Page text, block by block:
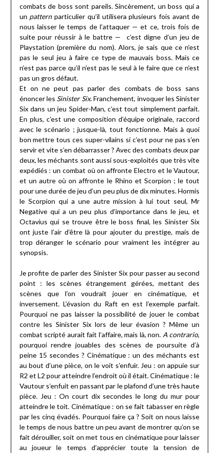
combats de boss sont pareils. Sincèrement, un boss qui a
un patternparticulier qu’il utilisera plusieurs fois avant de
nous laisser le temps de l’attaquer — et ce, trois fois de
suite pour réussir à le battre — c’est digne d’un jeu de
Playstation (première du nom). Alors, je sais que ce n’est
pas le seul jeu à faire ce type de mauvais boss. Mais ce
n’est pas parce qu’il n’est pas le seul à le faire que ce n’est
pas un gros défaut.
Et on ne peut pas parler des combats de boss sans
énoncer les Sinister Six. Franchement, invoquer les Sinister
Six dans un jeu Spider-Man, c’est tout simplement parfait.
En plus, c’est une composition d’équipe originale, raccord
avec le scénario ; jusque-là, tout fonctionne. Mais à quoi
bon mettre tous ces super-vilains si c’est pour ne pas s’en
servir et vite s’en débarrasser ? Avec des combats deux par
deux, les méchants sont aussi sous-exploités que très vite
expédiés : un combat où on affronte Electro et le Vautour,
et un autre où on affronte le Rhino et Scorpion ; le tout
pour une durée de jeu d’un peu plus de dix minutes. Hormis
le Scorpion qui a une autre mission à lui tout seul, Mr
Negative qui a un peu plus d’importance dans le jeu, et
Octavius qui se trouve être le boss final, les Sinister Six
ont juste l’air d’être là pour ajouter du prestige, mais de
trop déranger le scénario pour vraiment les intégrer au
synopsis.
Je profite de parler des Sinister Six pour passer au second
point : les scènes étrangement gérées, mettant des
scènes que l’on voudrait jouer en cinématique, et
inversement. L’évasion du Raft en est l’exemple parfait.
Pourquoi ne pas laisser la possibilité de jouer le combat
contre les Sinister Six lors de leur évasion ? Même un
combat scripté aurait fait l’affaire, mais là, non. A contrario,
pourquoi rendre jouables des scènes de poursuite d’à
peine 15 secondes ? Cinématique : un des méchants est
au bout d’une pièce, on le voit s’enfuir. Jeu : on appuie sur
R2 et L2 pour atteindre l’endroit où il était. Cinématique : le
Vautour s’enfuit en passant par le plafond d’une très haute
pièce. Jeu : On court dix secondes le long du mur pour
atteindre le toit. Cinématique : on se fait tabasser en règle
par les cinq évadés. Pourquoi faire ça ? Soit on nous laisse
le temps de nous battre un peu avant de montrer qu’on se
fait dérouiller, soit on met tous en cinématique pour laisser
au joueur le temps d’apprécier toute la tension de